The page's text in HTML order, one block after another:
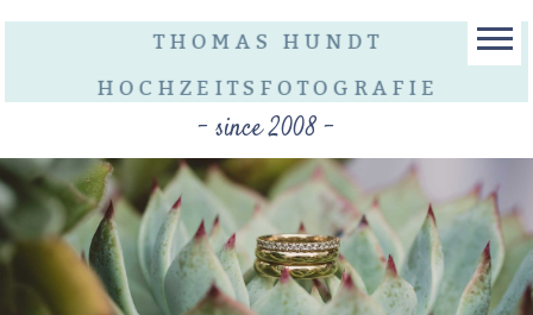
- since 2008 -
THOMAS HUNDT
HOCHZEITSFOTOGRAFIE